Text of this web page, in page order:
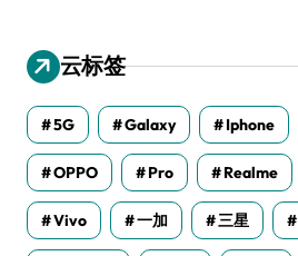
云标签
5G Galaxy Iphone
OPPO Pro Realme
Vivo 一加 三星